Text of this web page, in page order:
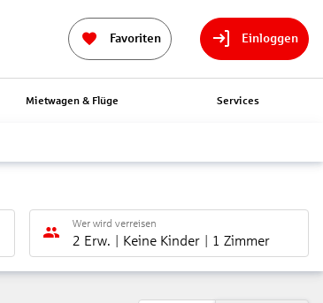
Favoriten Einloggen
Mietwagen & Flüge Services
Wer wird verreisen
2 Erw. Keine Kinder 1 Zimmer